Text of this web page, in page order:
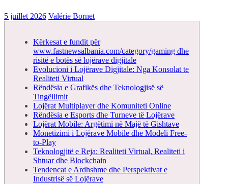
5 juillet 2026 Valérie Bornet
Kërkesat e fundit për
www.fastnewsalbania.com/category/gaming dhe
risitë e botës së lojërave digjitale
Evolucioni i Lojërave Digjitale: Nga Konsolat te
Realiteti Virtual
Rëndësia e Grafikës dhe Teknologjisë së
Tingëllimit
Lojërat Multiplayer dhe Komuniteti Online
Rëndësia e Esports dhe Turneve të Lojërave
Lojërat Mobile: Argëtimi në Majë të Gishtave
Monetizimi i Lojërave Mobile dhe Modeli Free-
to-Play
Teknologjitë e Reja: Realiteti Virtual, Realiteti i
Shtuar dhe Blockchain
Tendencat e Ardhshme dhe Perspektivat e
Industrisë së Lojërave